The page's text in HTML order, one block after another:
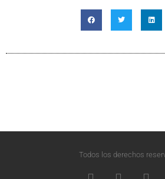
Todos los derechos